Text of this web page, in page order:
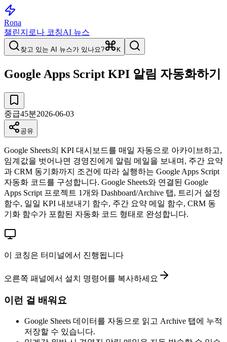
Rona
챌린지 로나 코칭AI 뉴스
찾고 있는 AI 뉴스가 있나요? K
Google Apps Script KPI 알림 자동화하기
중급45분2026-06-03
공유
Google Sheets의 KPI 대시보드를 매일 자동으로 아카이브하고,
임계값을 벗어나면 경영진에게 알림 메일을 보내며, 주간 요약
과 CRM 동기화까지 조건에 따라 실행하는 Google Apps Script
자동화 코드를 구성합니다. Google Sheets와 연결된 Google
Apps Script 프로젝트 1개와 Dashboard/Archive 탭, 트리거 설정
함수, 일일 KPI 내보내기 함수, 주간 요약 메일 함수, CRM 동
기화 함수가 포함된 자동화 코드 형태로 완성합니다.
이 코칭은 터미널에서 진행됩니다
오른쪽 패널에서 설치 명령어를 복사하세요
이런 걸 배워요
Google Sheets 데이터를 자동으로 읽고 Archive 탭에 누적
저장할 수 있습니다.